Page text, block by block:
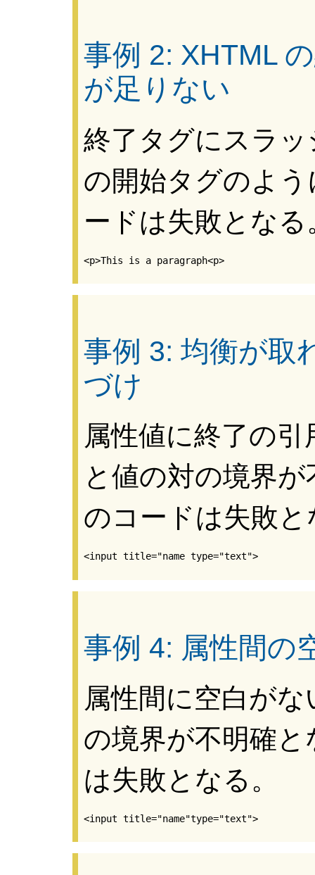
事例 2: XHTML
が足りない
終了タグにスラ
の開始タグのよ
ードは失敗となる
事例 3: 均衡が取
づけ
属性値に終了の
と値の対の境界
のコードは失敗と
事例 4: 属性間の
属性間に空白が
の境界が不明確
は失敗となる。